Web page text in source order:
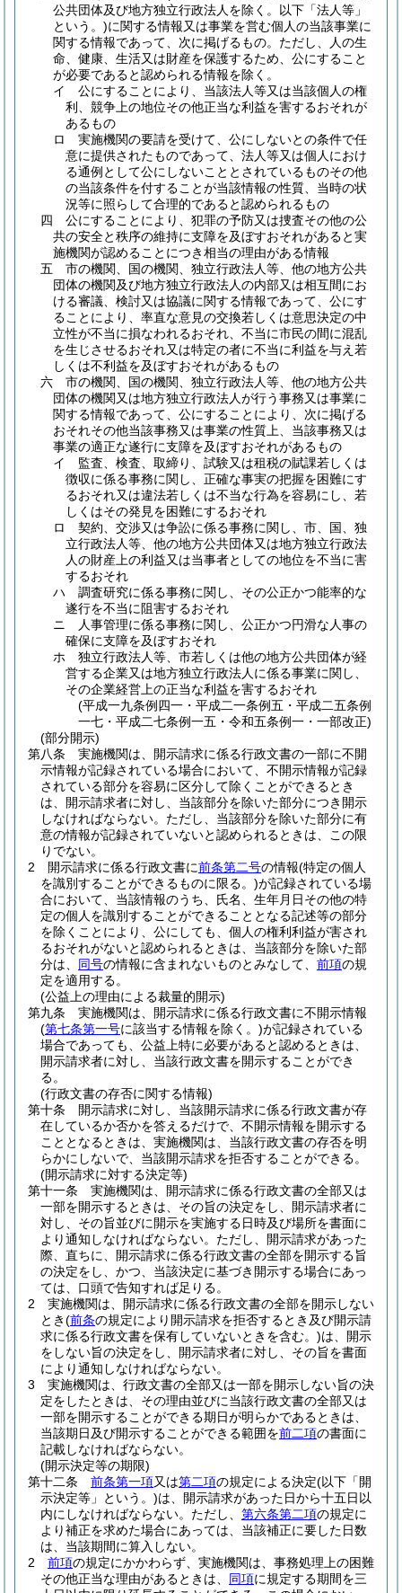
公共団体及び地方独立行政法人を除く。以下「法人等」
という。)に関する情報又は事業を営む個人の当該事業に
関する情報であって、次に掲げるもの。 ただし、人の生
命、健康、生活又は財産を保護するため、公にすること
が必要であると認められる情報を除く。
イ
公にすることにより、当該法人等又は当該個人の権
利、競争上の地位その他正当な利益を害するおそれが
あるもの
ロ
実施機関の要請を受けて、公にしないとの条件で任
意に提供されたものであって、法人等又は個人におけ
る通例として公にしないこととされているものその他
の当該条件を付することが当該情報の性質、当時の状
況等に照らして合理的であると認められるもの
四
公にすることにより、犯罪の予防又は捜査その他の公
共の安全と秩序の維持に支障を及ぼすおそれがあると実
施機関が認めることにつき相当の理由がある情報
五
市の機関、国の機関、独立行政法人等、他の地方公共
団体の機関及び地方独立行政法人の内部又は相互間にお
ける審議、検討又は協議に関する情報であって、公にす
ることにより、率直な意見の交換若しくは意思決定の中
立性が不当に損なわれるおそれ、不当に市民の間に混乱
を生じさせるおそれ又は特定の者に不当に利益を与え若
しくは不利益を及ぼすおそれがあるもの
六
市の機関、国の機関、独立行政法人等、他の地方公共
団体の機関又は地方独立行政法人が行う事務又は事業に
関する情報であって、公にすることにより、次に掲げる
おそれその他当該事務又は事業の性質上、当該事務又は
事業の適正な遂行に支障を及ぼすおそれがあるもの
イ
監査、検査、取締り、試験又は租税の賦課若しくは
徴収に係る事務に関し、正確な事実の把握を困難にす
るおそれ又は違法若しくは不当な行為を容易にし、若
しくはその発見を困難にするおそれ
ロ
契約、交渉又は争訟に係る事務に関し、市、国、独
立行政法人等、他の地方公共団体又は地方独立行政法
人の財産上の利益又は当事者としての地位を不当に害
するおそれ
ハ
調査研究に係る事務に関し、その公正かつ能率的な
遂行を不当に阻害するおそれ
ニ
人事管理に係る事務に関し、公正かつ円滑な人事の
確保に支障を及ぼすおそれ
ホ
独立行政法人等、市若しくは他の地方公共団体が経
営する企業又は地方独立行政法人に係る事業に関し、
その企業経営上の正当な利益を害するおそれ
(平成一九条例四一・平成二一条例五・平成二五条例
一七・平成二七条例一五・令和五条例一・一部改正)
(部分開示)
第八条
実施機関は、開示請求に係る行政文書の一部に不開
示情報が記録されている場合において、不開示情報が記録
されている部分を容易に区分して除くことができるとき
は、開示請求者に対し、当該部分を除いた部分につき開示
しなければならない。 ただし、当該部分を除いた部分に有
意の情報が記録されていないと認められるときは、この限
りでない。
2
開示請求に係る行政文書に前条第二号の情報(特定の個人
を識別することができるものに限る。)が記録されている場
合において、当該情報のうち、氏名、生年月日その他の特
定の個人を識別することができることとなる記述等の部分
を除くことにより、公にしても、個人の権利利益が害され
るおそれがないと認められるときは、当該部分を除いた部
分は、 同号の情報に含まれないものとみなして、 前項の規
定を適用する。
(公益上の理由による裁量的開示)
第九条
実施機関は、開示請求に係る行政文書に不開示情報
(第七条第一号に該当する情報を除く。)が記録されている
場合であっても、公益上特に必要があると認めるときは、
開示請求者に対し、当該行政文書を開示することができ
る。
(行政文書の存否に関する情報)
第十条
開示請求に対し、当該開示請求に係る行政文書が存
在しているか否かを答えるだけで、不開示情報を開示する
こととなるときは、実施機関は、当該行政文書の存否を明
らかにしないで、当該開示請求を拒否することができる。
(開示請求に対する決定等)
第十一条
実施機関は、開示請求に係る行政文書の全部又は
一部を開示するときは、その旨の決定をし、開示請求者に
対し、その旨並びに開示を実施する日時及び場所を書面に
より通知しなければならない。 ただし、開示請求があった
際、直ちに、開示請求に係る行政文書の全部を開示する旨
の決定をし、かつ、当該決定に基づき開示する場合にあっ
ては、口頭で告知すれば足りる。
2
実施機関は、開示請求に係る行政文書の全部を開示しない
とき(前条の規定により開示請求を拒否するとき及び開示請
求に係る行政文書を保有していないときを含む。)は、開示
をしない旨の決定をし、開示請求者に対し、その旨を書面
により通知しなければならない。
3
実施機関は、行政文書の全部又は一部を開示しない旨の決
定をしたときは、その理由並びに当該行政文書の全部又は
一部を開示することができる期日が明らかであるときは、
当該期日及び開示することができる範囲を前二項の書面に
記載しなければならない。
(開示決定等の期限)
第十二条
前条第一項又は第二項の規定による決定(以下「開
示決定等」という。)は、開示請求があった日から十五日以
内にしなければならない。 ただし、 第六条第二項の規定に
より補正を求めた場合にあっては、当該補正に要した日数
は、当該期間に算入しない。
2
前項の規定にかかわらず、実施機関は、事務処理上の困難
その他正当な理由があるときは、 同項に規定する期間を三